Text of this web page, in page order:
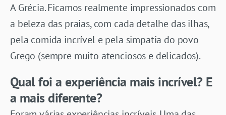
A Grécia. Ficamos realmente impressionados com
a beleza das praias, com cada detalhe das ilhas,
pela comida incrível e pela simpatia do povo
Grego (sempre muito atenciosos e delicados).
Qual foi a experiência mais incrível? E
a mais diferente?